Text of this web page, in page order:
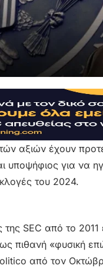
αξιών έχουν
υποψήφιος για να
του 2024.
SEC από το
πιθανή «φυσική
από τον